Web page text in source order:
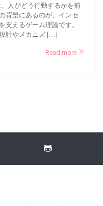
人がどう行動するかを前
背景にあるのが、インセ
支えるゲーム理論です。
計やメカニズ […]
Read more